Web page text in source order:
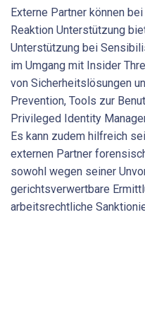
Externe Partner können
Reaktion ­Unterstützung
Unterstützung bei
im Umgang mit Insider
von Sicherheitslösungen
Prevention, Tools zur
Privileged Identity
Es kann zudem hilfreich
externen Partner
sowohl wegen seiner
gerichtsverwertbare
arbeitsrechtliche